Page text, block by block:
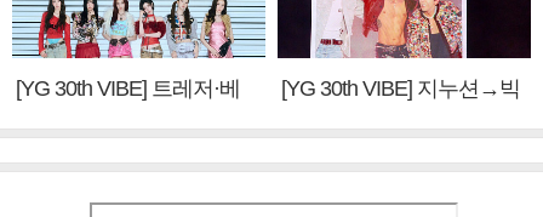
[YG 30th VIBE] 트레저·베
[YG 30th VIBE] 지누션→빅